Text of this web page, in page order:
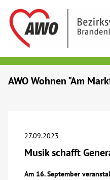
Beratung & Hilfe
AWO Wohnen "Am
27.09.2023
Musik schafft
Am 16. September